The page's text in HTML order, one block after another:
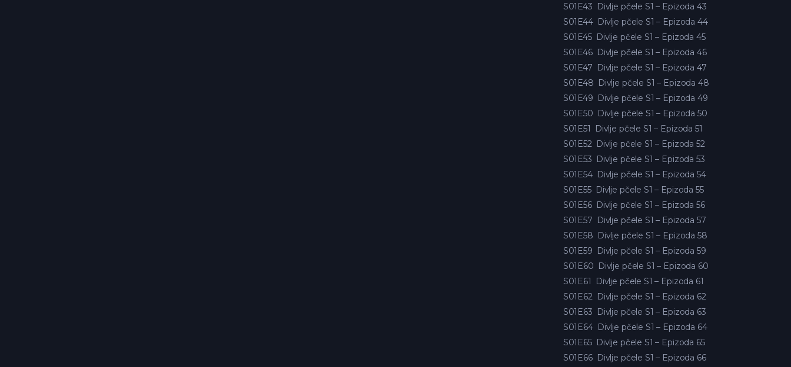
S01E43 Divlje pčele S1 – Epizoda 43
S01E44 Divlje pčele S1 – Epizoda 44
S01E45 Divlje pčele S1 – Epizoda 45
S01E46 Divlje pčele S1 – Epizoda 46
S01E47 Divlje pčele S1 – Epizoda 47
S01E48 Divlje pčele S1 – Epizoda 48
S01E49 Divlje pčele S1 – Epizoda 49
S01E50 Divlje pčele S1 – Epizoda 50
S01E51
Divlje pčele S1 – Epizoda 51
S01E52 Divlje pčele S1 – Epizoda 52
S01E53 Divlje pčele S1 – Epizoda 53
S01E54 Divlje pčele S1 – Epizoda 54
S01E55 Divlje pčele S1 – Epizoda 55
S01E56 Divlje pčele S1 – Epizoda 56
S01E57 Divlje pčele S1 – Epizoda 57
S01E58 Divlje pčele S1 – Epizoda 58
S01E59 Divlje pčele S1 – Epizoda 59
S01E60 Divlje pčele S1 – Epizoda 60
S01E61
Divlje pčele S1 – Epizoda 61
S01E62 Divlje pčele S1 – Epizoda 62
S01E63 Divlje pčele S1 – Epizoda 63
S01E64 Divlje pčele S1 – Epizoda 64
S01E65 Divlje pčele S1 – Epizoda 65
S01E66 Divlje pčele S1 – Epizoda 66